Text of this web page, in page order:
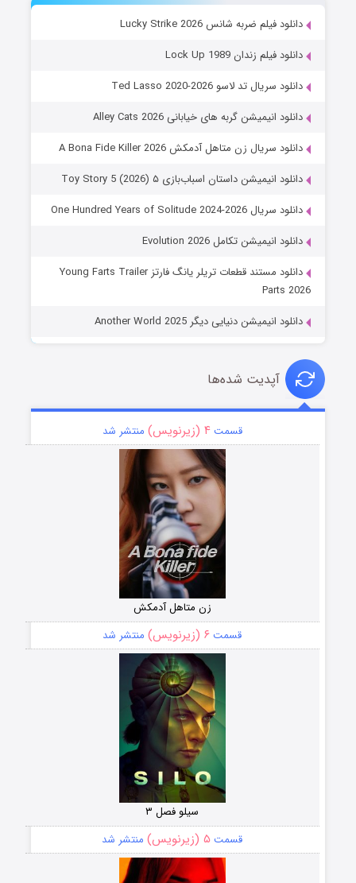
دانلود فیلم ضربه شانس Lucky Strike 2026
دانلود فیلم زندان Lock Up 1989
دانلود سریال تد لاسو Ted Lasso 2020-2026
دانلود انیمیشن گربه های خیابانی Alley Cats 2026
دانلود سریال زن متاهل آدمکش A Bona Fide Killer 2026
دانلود انیمیشن داستان اسباب‌بازی ۵ Toy Story 5 (2026)
دانلود سریال One Hundred Years of Solitude 2024-2026
دانلود انیمیشن تکامل Evolution 2026
دانلود مستند قطعات تریلر یانگ فارتز Young Farts Trailer
Parts 2026
دانلود انیمیشن دنیایی دیگر Another World 2025
آپدیت شده‌ها
قسمت۴ (زیرنویس) منتشر شد
زن متاهل آدمکش
قسمت ۶ (زیرنویس) منتشر شد
سیلو فصل ۳
قسمت ۵ (زیرنویس) منتشر شد